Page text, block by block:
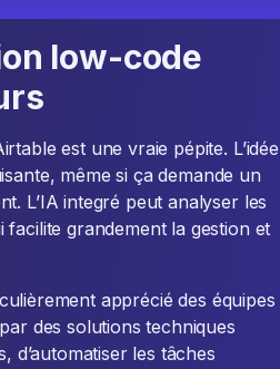
low-code
est une vraie pépite. L’idée
même si ça demande un
L’IA integré peut analyser les
grandement la gestion et
apprécié des équipes
des solutions techniques
d’automatiser les tâches